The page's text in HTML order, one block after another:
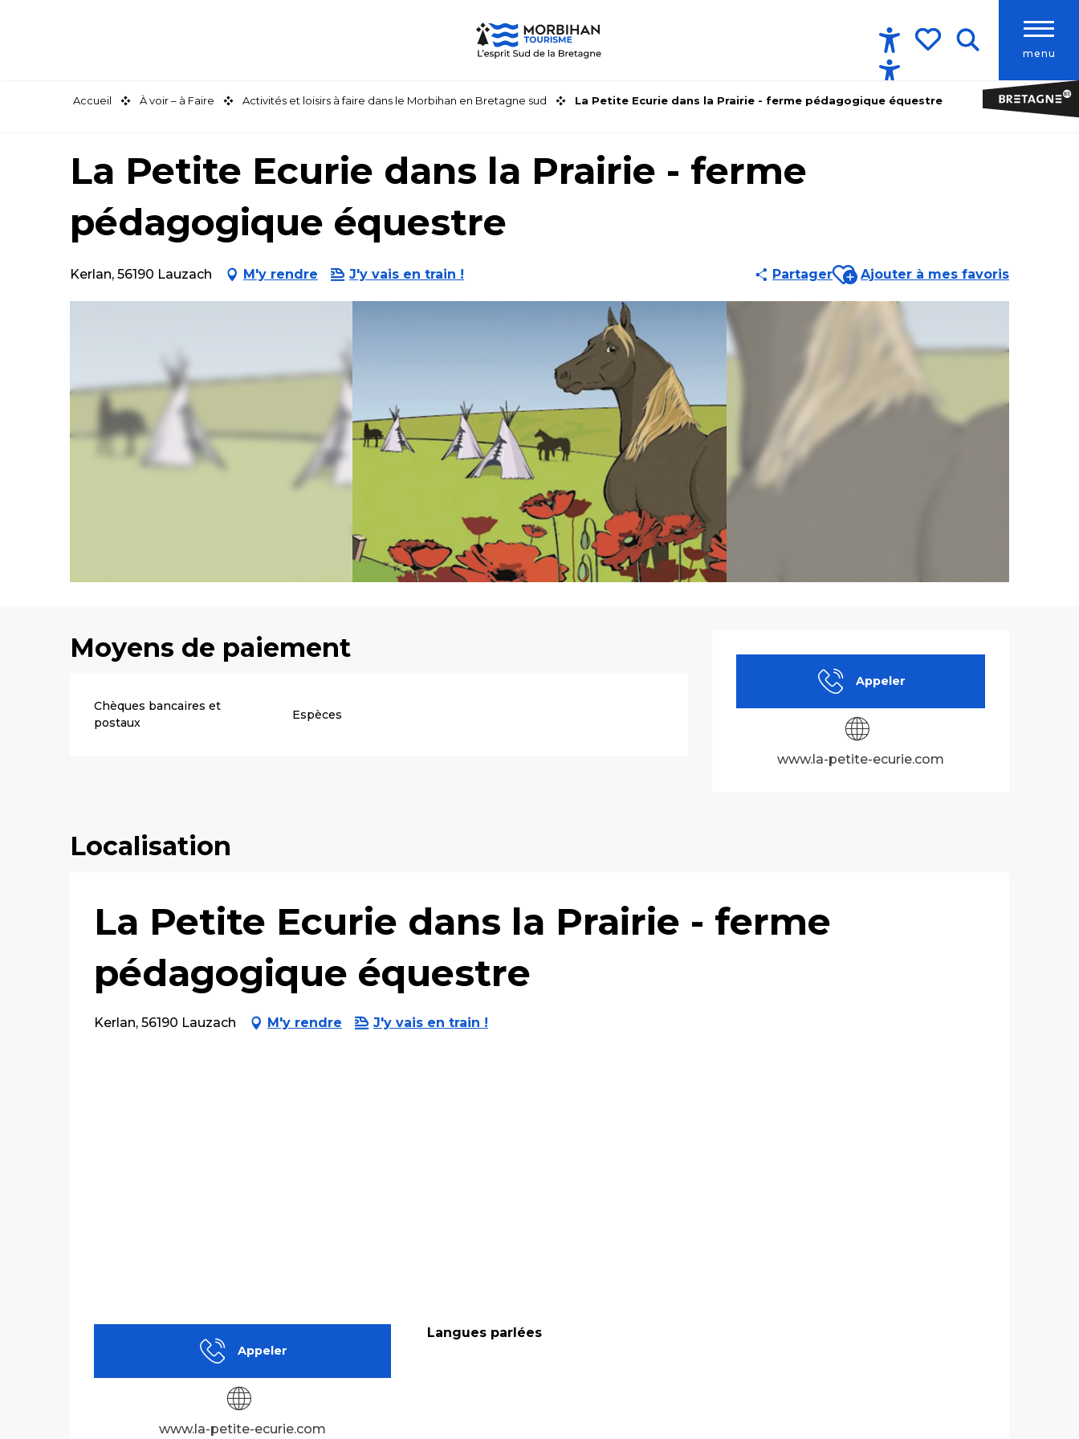
menu
Accessibilité
Accueil À voir – à Faire Activités et loisirs à faire dans le Morbihan en Bretagne sud La Petite Ecurie dans la Prairie - ferme pédagogique équestre
La Petite Ecurie dans la Prairie - ferme
pédagogique équestre
Kerlan, 56190 Lauzach M'y rendre J'y vais en train ! PartagerAjouter aux favoris
Ajouter à mes favoris
Ouverture et
Appeler
www.la-petite-ecurie.com
Moyens de paiement
Chèques bancaires et
postaux
Espèces
Localisation
La Petite Ecurie dans la Prairie - ferme
pédagogique équestre
Kerlan, 56190 Lauzach M'y rendre J'y vais en train !
Appeler
www.la-petite-ecurie.com
Langues parlées
Langues parlées